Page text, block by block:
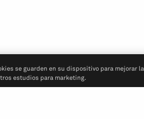
se guarden en su dispositivo para mejorar la
estudios para marketing.